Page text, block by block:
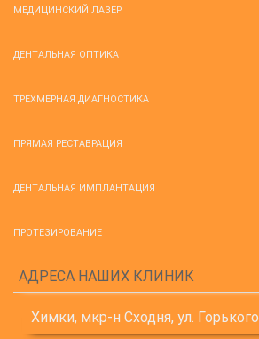
МЕДИЦИНСКИЙ ЛАЗЕР
ДЕНТАЛЬНАЯ ОПТИКА
ТРЕХМЕРНАЯ ДИАГНОСТИКА
ПРЯМАЯ РЕСТАВРАЦИЯ
ДЕНТАЛЬНАЯ ИМПЛАНТАЦИЯ
ПРОТЕЗИРОВАНИЕ
АДРЕСА НАШИХ КЛИНИК
Химки, мкр-н Сходня, ул. Горького